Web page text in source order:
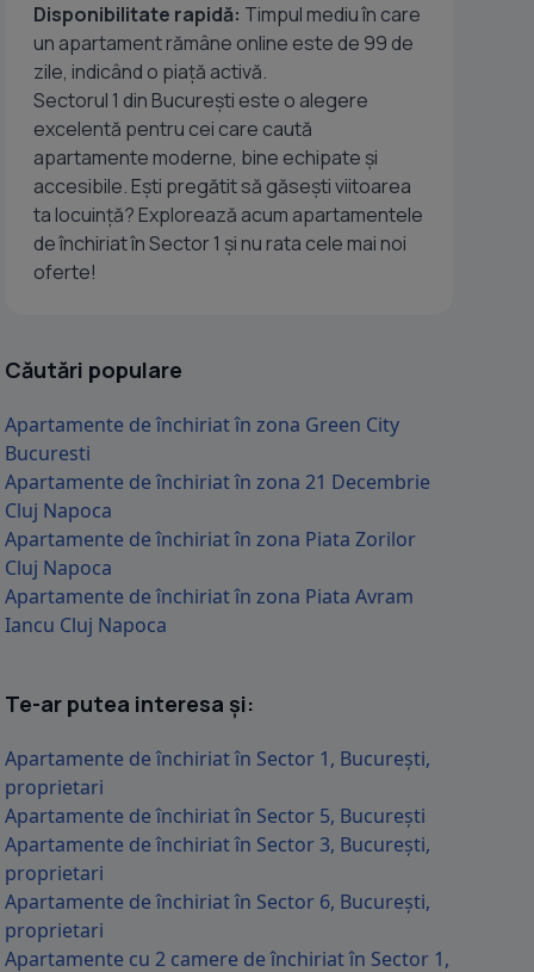
Disponibilitate rapidă: Timpul mediu în care
un apartament rămâne online este de 99 de
zile, indicând o piață activă.
Sectorul 1 din București este o alegere
excelentă pentru cei care caută
apartamente moderne, bine echipate și
accesibile. Ești pregătit să găsești viitoarea
ta locuință? Explorează acum apartamentele
de închiriat în Sector 1 și nu rata cele mai noi
oferte!
Căutări populare
Apartamente de închiriat în zona Green City
Bucuresti
Apartamente de închiriat în zona 21 Decembrie
Cluj Napoca
Apartamente de închiriat în zona Piata Zorilor
Cluj Napoca
Apartamente de închiriat în zona Piata Avram
Iancu Cluj Napoca
Te-ar putea interesa și:
Apartamente de închiriat în Sector 1, București,
proprietari
Apartamente de închiriat în Sector 5, București
Apartamente de închiriat în Sector 3, București,
proprietari
Apartamente de închiriat în Sector 6, București,
proprietari
Apartamente cu 2 camere de închiriat în Sector 1,